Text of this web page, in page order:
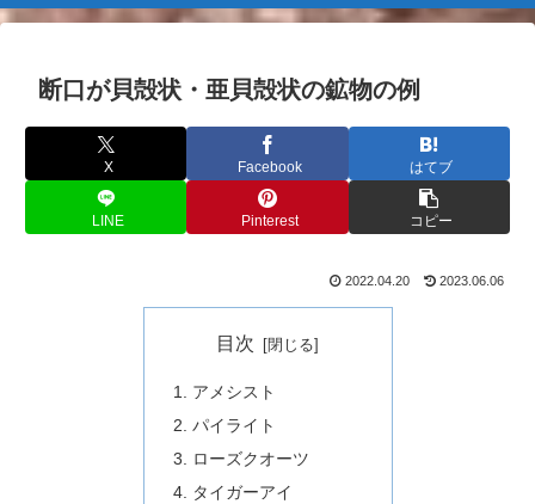
断口が貝殻状・亜貝殻状の鉱物の例
X Facebook はてブ
LINE Pinterest コピー
2022.04.20 2023.06.06
目次
アメシスト
パイライト
ローズクオーツ
タイガーアイ